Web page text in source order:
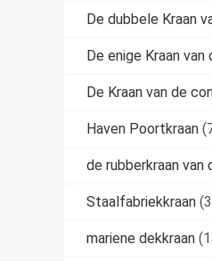
De dubbele Kraan
De enige Kraan van
De Kraan van de
Haven Poortkraan
de rubberkraan van
Staalfabriekkraan
mariene dekkraan